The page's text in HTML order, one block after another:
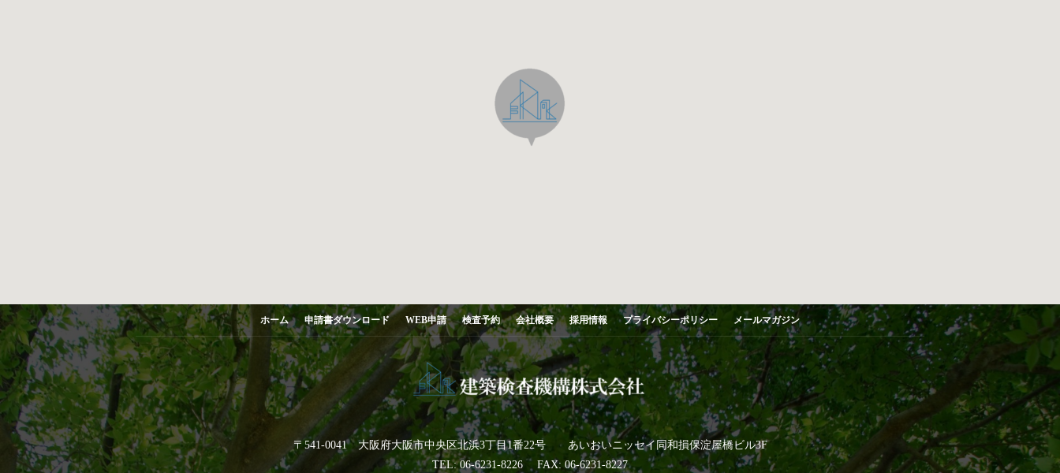
ホーム 申請書ダウンロード WEB申請 検査予約 会社概要 採用情報 プライバシーポリシー メールマガジン
〒541-0041 大阪府大阪市中央区北浜3丁目1番22号 あいおいニッセイ同和損保淀屋橋ビル3F
TEL: 06-6231-8226 FAX: 06-6231-8227